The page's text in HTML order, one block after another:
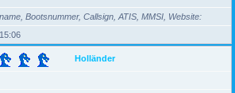
Bootsnummer, Callsign, ATIS, MMSI, Website
Holländer